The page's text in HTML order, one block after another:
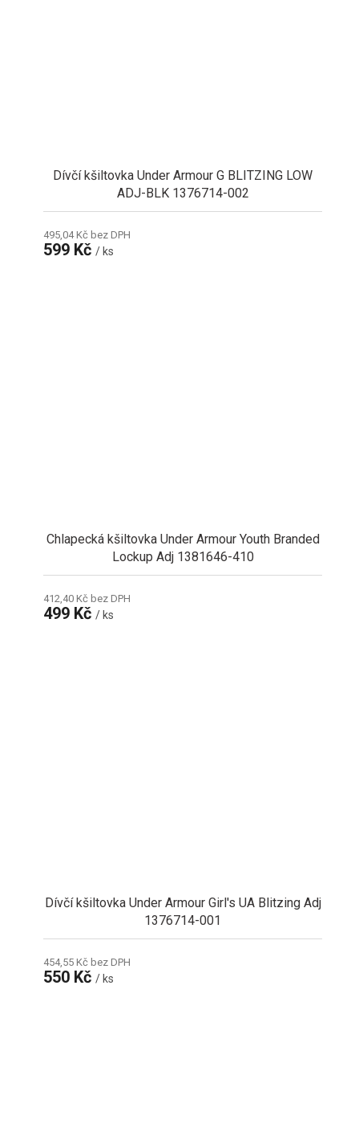
Dívčí kšiltovka Under Armour G BLITZING LOW
ADJ-BLK 1376714-002
495,04 Kč bez DPH
599 Kč/ ks
Chlapecká kšiltovka Under Armour Youth Branded
Lockup Adj 1381646-410
412,40 Kč bez DPH
499 Kč/ ks
Dívčí kšiltovka Under Armour Girl's UA Blitzing Adj
1376714-001
454,55 Kč bez DPH
550 Kč/ ks